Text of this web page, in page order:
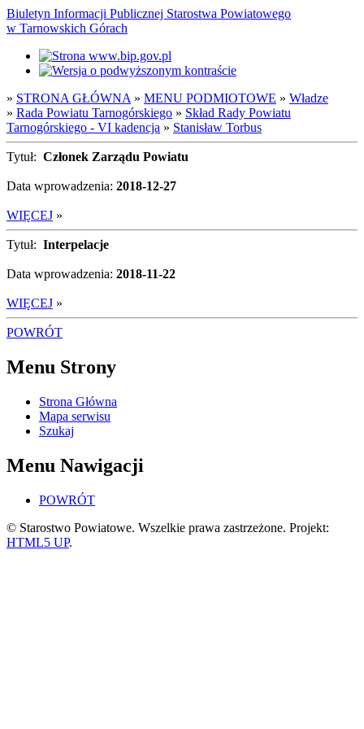
Biuletyn Informacji Publicznej Starostwa Powiatowego
w Tarnowskich Górach
» STRONA GŁÓWNA » MENU PODMIOTOWE » Władze
» Rada Powiatu Tarnogórskiego » Skład Rady Powiatu
Tarnogórskiego - VI kadencja » Stanisław Torbus
Tytuł: Członek Zarządu Powiatu
Data wprowadzenia: 2018-12-27
WIĘCEJ »
Tytuł: Interpelacje
Data wprowadzenia: 2018-11-22
WIĘCEJ »
POWRÓT
Menu Strony
Strona Główna
Mapa serwisu
Szukaj
Menu Nawigacji
POWRÓT
© Starostwo Powiatowe. Wszelkie prawa zastrzeżone. Projekt:
HTML5 UP.